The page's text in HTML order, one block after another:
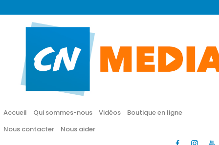
Accueil Qui sommes-nous Vidéos
Boutique en ligne
Nous contacter
Nous aider
CN MÉDIA
Une vie nouvelle en JESUS !
Accueil
Vidéos